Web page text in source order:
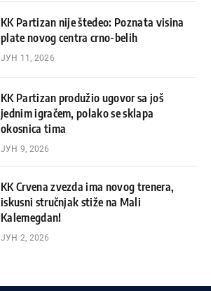
KK Partizan nije štedeo: Poznata visina
plate novog centra crno-belih
ЈУН 11, 2026
KK Partizan produžio ugovor sa još
jednim igračem, polako se sklapa
okosnica tima
ЈУН 9, 2026
KK Crvena zvezda ima novog trenera,
iskusni stručnjak stiže na Mali
Kalemegdan!
ЈУН 2, 2026